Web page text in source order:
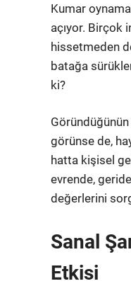
Kumar
açıyor. Birçok
hissetmeden
batağa
ki?
görünse de,
hatta kişisel
evrende,
değerlerini
Sanal
Etkisi